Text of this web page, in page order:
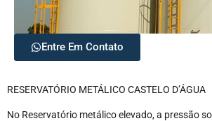
Entre Em Contato
RESERVATÓRIO METÁLICO CASTELO D’ÁGUA
No Reservatório metálico elevado, a pressão